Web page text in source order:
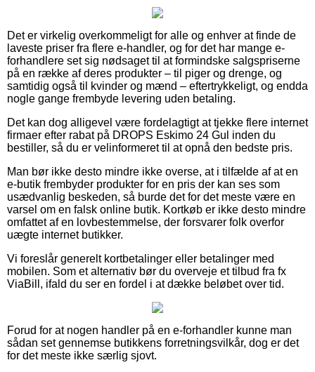
Det er virkelig overkommeligt for alle og enhver at finde de
laveste priser fra flere e-handler, og for det har mange e-
forhandlere set sig nødsaget til at formindske salgspriserne
på en række af deres produkter – til piger og drenge, og
samtidig også til kvinder og mænd – eftertrykkeligt, og endda
nogle gange frembyde levering uden betaling.
Det kan dog alligevel være fordelagtigt at tjekke flere internet
firmaer efter rabat på DROPS Eskimo 24 Gul inden du
bestiller, så du er velinformeret til at opnå den bedste pris.
Man bør ikke desto mindre ikke overse, at i tilfælde af at en
e-butik frembyder produkter for en pris der kan ses som
usædvanlig beskeden, så burde det for det meste være en
varsel om en falsk online butik. Kortkøb er ikke desto mindre
omfattet af en lovbestemmelse, der forsvarer folk overfor
uægte internet butikker.
Vi foreslår generelt kortbetalinger eller betalinger med
mobilen. Som et alternativ bør du overveje et tilbud fra fx
ViaBill, ifald du ser en fordel i at dække beløbet over tid.
Forud for at nogen handler på en e-forhandler kunne man
sådan set gennemse butikkens forretningsvilkår, dog er det
for det meste ikke særlig sjovt.